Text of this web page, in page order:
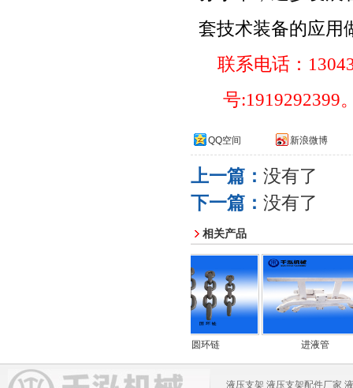
套技术装备的应用
联系电话：
号:1919292399
QQ空间 新浪微博
上一篇： 没有了
下一篇： 没有了
相关产品
圆环链 进液管
液压支架 液压支架配件厂家